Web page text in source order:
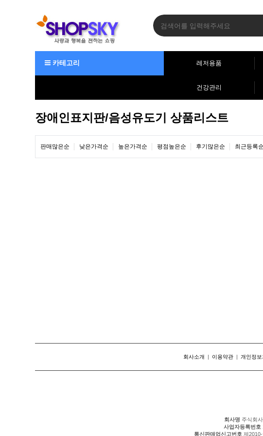
카테고리 레저용품
건강관리
장애인표지판/음성유도기 상품리스트
판매많은순 낮은가격순 높은가격순 평점높은순 후기많은순 최근등록순
회사소개 | 이용약관 | 개인정보
회사명 주식회
사업자등록번호
통신판매업신고번호 제